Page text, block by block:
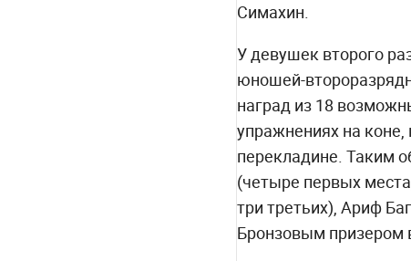
Симахин.
У девушек второго
юношей-
наград из 18
упражнениях на
перекладине. Таким
(четыре первых
три третьих), Ариф
Бронзовым призером